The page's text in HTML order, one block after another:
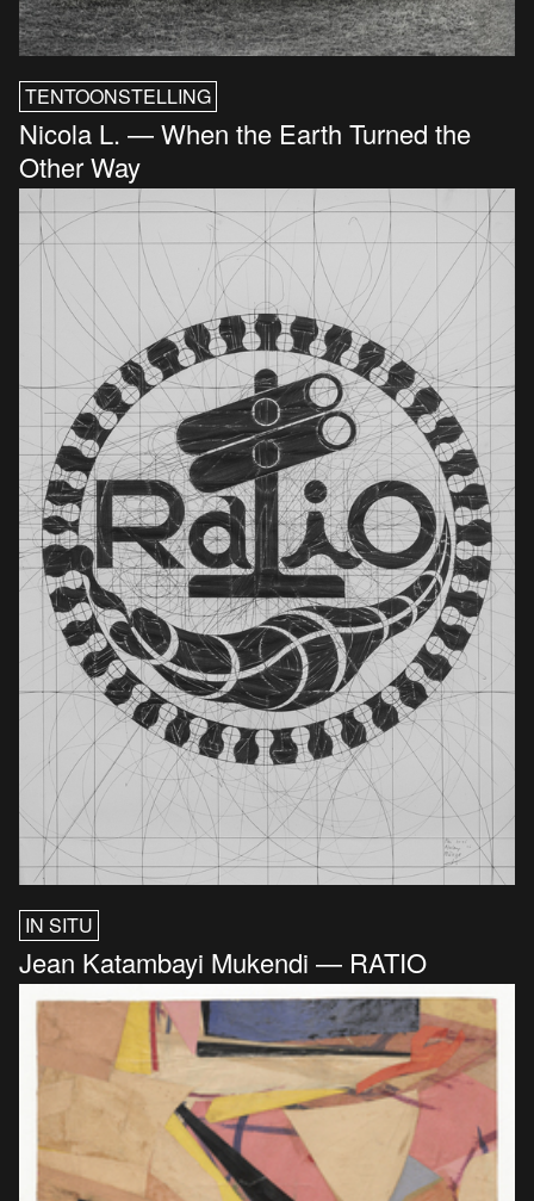
TENTOONSTELLING
Nicola L. — When the Earth Turned the
Other Way
IN SITU
Jean Katambayi Mukendi — RATIO